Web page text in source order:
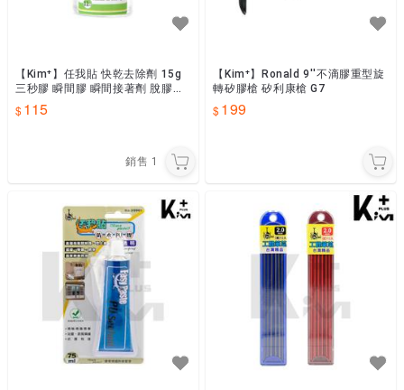
【Kim⁺】任我貼 快乾去除劑 15g
三秒膠 瞬間膠 瞬間接著劑 脫膠劑
AAZ15
115
銷售 1
【Kim⁺】Ronald 9''不滴膠重型旋
轉矽膠槍 矽利康槍 G7
199